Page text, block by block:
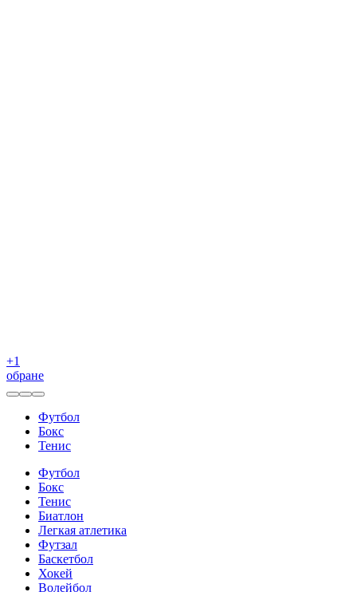
+1
обране
Футбол
Бокс
Тенис
Футбол
Бокс
Тенис
Биатлон
Легкая атлетика
Футзал
Баскетбол
Хокей
Волейбол